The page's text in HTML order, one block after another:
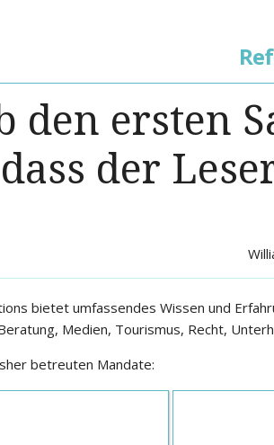
den ersten
dass der
bietet umfassendes Wissen und
Medien, Tourismus, Recht,
betreuten Mandate: